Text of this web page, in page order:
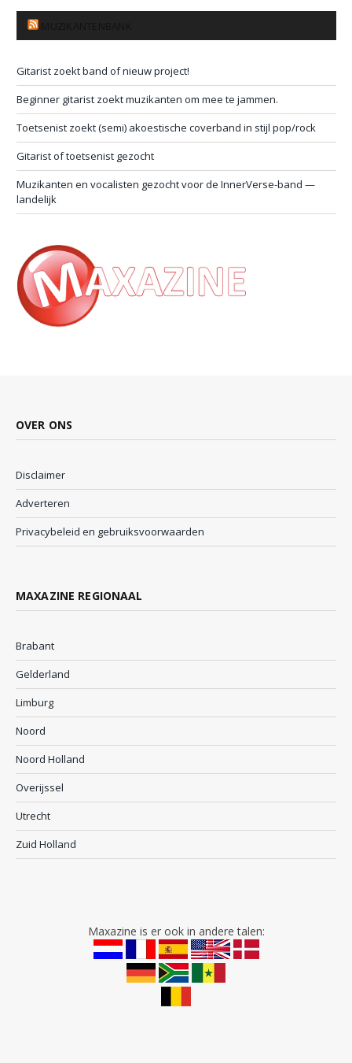
Gitarist zoekt band of nieuw project!
Beginner gitarist zoekt muzikanten om mee te jammen.
Toetsenist zoekt (semi) akoestische coverband in stijl pop/rock
Gitarist of toetsenist gezocht
Muzikanten en vocalisten gezocht voor de InnerVerse-band —
landelijk
OVER ONS
Disclaimer
Adverteren
Privacybeleid en gebruiksvoorwaarden
MAXAZINE REGIONAAL
Brabant
Gelderland
Limburg
Noord
Noord Holland
Overijssel
Utrecht
Zuid Holland
Maxazine is er ook in andere talen: